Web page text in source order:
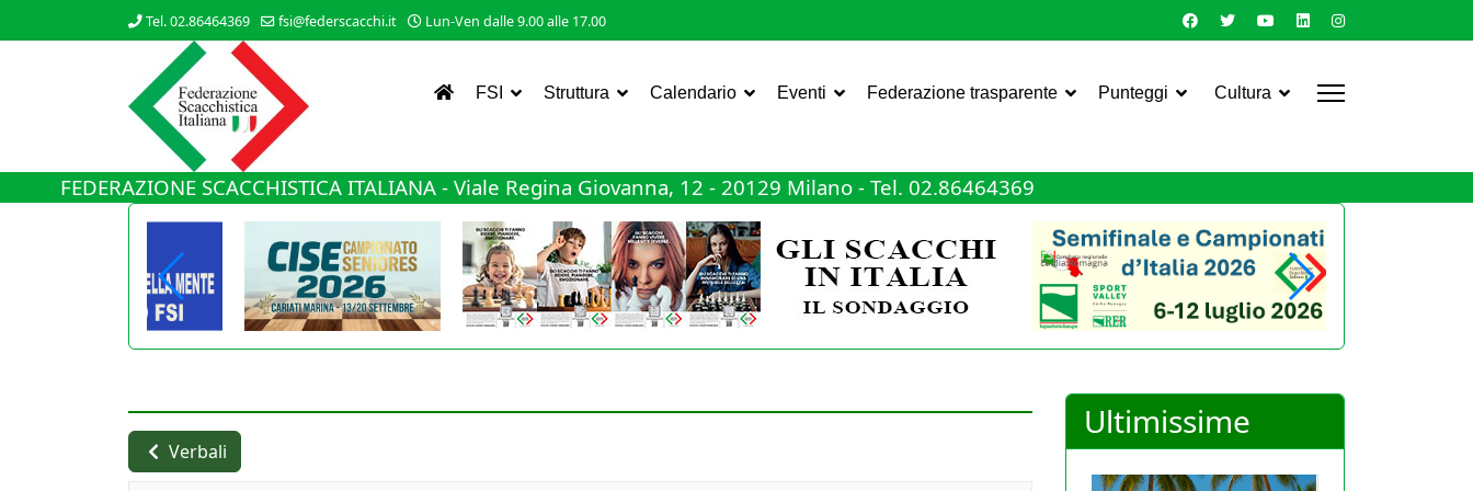
Tel. 02.86464369 fsi@federscacchi.it Lun-Ven dalle 9.00 alle 17.00
FSI Struttura Calendario Eventi Federazione trasparente Punteggi Cultura
FEDERAZIONE SCACCHISTICA ITALIANA - Viale Regina Giovanna, 12 - 20129 Milano - Tel. 02.86464369
Verbali
Ultimissime